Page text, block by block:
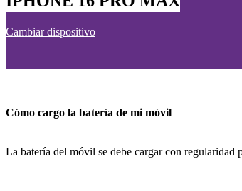
Cambiar dispositivo
Cómo cargo la batería de mi móvil
La batería del móvil se debe cargar con regularidad